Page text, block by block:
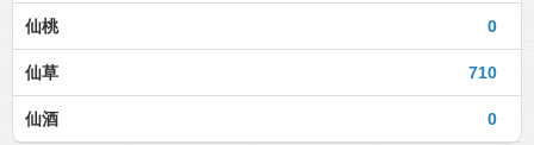
0
仙桃
710
仙草
0
仙酒